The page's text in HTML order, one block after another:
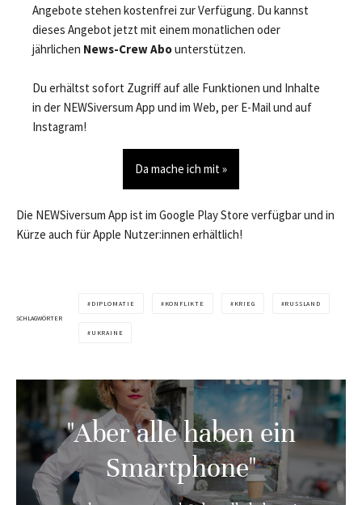
Angebote stehen kostenfrei zur Verfügung. Du kannst
dieses Angebot jetzt mit einem monatlichen oder
jährlichen News-Crew Abounterstützen.
Du erhältst sofort Zugriff auf alle Funktionen und Inhalte
in der NEWSiversum App und im Web, per E-Mail und auf
Instagram!
Da mache ich mit »
Die NEWSiversum App ist im Google Play Store verfügbar und in
Kürze auch für Apple Nutzer:innen erhältlich!
SCHLAGWÖRTER
DIPLOMATIE KONFLIKTE KRIEG RUSSLAND
UKRAINE
"Aber alle haben ein
Smartphone"